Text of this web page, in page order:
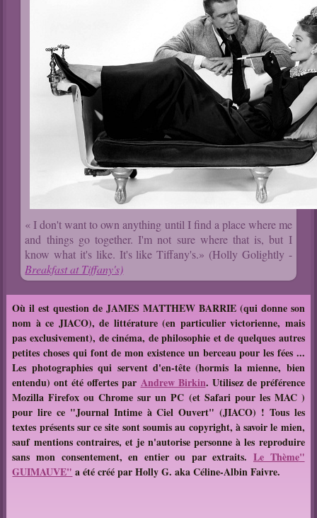
« I don't want to own anything until I find a place where me
and things go together. I'm not sure where that is, but I
know what it's like. It's like Tiffany's.» (Holly Golightly -
Breakfast at Tiffany's)
Où il est question de JAMES MATTHEW BARRIE (qui donne son
nom à ce JIACO), de littérature (en particulier victorienne, mais
pas exclusivement), de cinéma, de philosophie et de quelques autres
petites choses qui font de mon existence un berceau pour les fées ...
Les photographies qui servent d'en-tête (hormis la mienne, bien
entendu) ont été offertes par Andrew Birkin. Utilisez de préférence
Mozilla Firefox ou Chrome sur un PC (et Safari pour les MAC )
pour lire ce "Journal Intime à Ciel Ouvert" (JIACO) ! Tous les
textes présents sur ce site sont soumis au copyright, à savoir le mien,
sauf mentions contraires, et je n'autorise personne à les reproduire
sans mon consentement, en entier ou par extraits. Le Thème"
GUIMAUVE" a été créé par Holly G. aka Céline-Albin Faivre.